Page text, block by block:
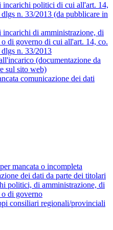
incarichi politici di cui all'art. 14,
n. 33/2013 (da pubblicare in
incarichi di amministrazione, di
di governo di cui all'art. 14, co.
n. 33/2013
(documentazione da
sul sito web)
comunicazione dei dati
mancata o incompleta
dei dati da parte dei titolari
politici, di amministrazione, di
di governo
consiliari regionali/provinciali